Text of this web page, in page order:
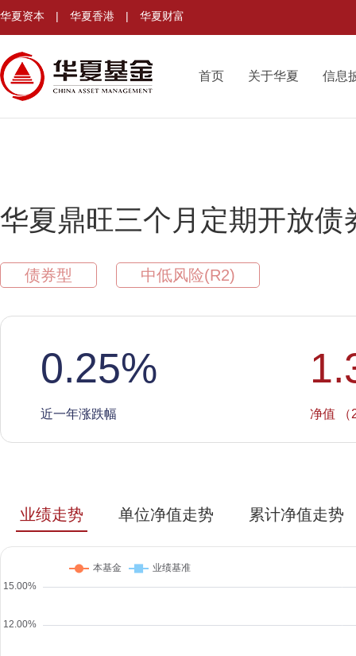
华夏资本 | 华夏香港 | 华夏财富
首页 关于华夏 信息
华夏鼎旺三个月定期开放债
债券型 中低风险(R2)
0.25%
近一年涨跌幅 净值 （
业绩走势 单位净值走势 累计净值走势